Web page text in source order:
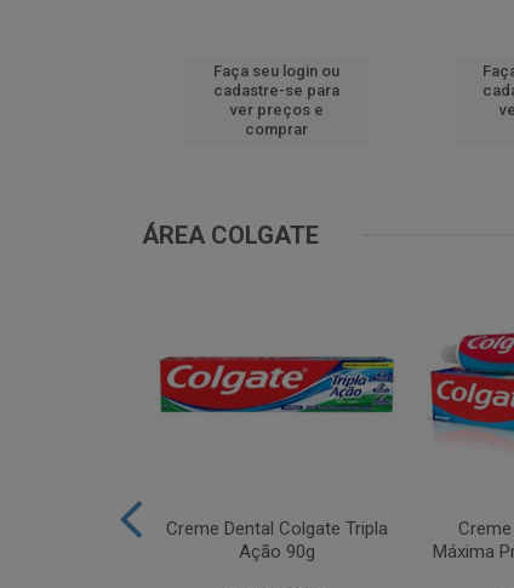
Faça seu login ou
cadastre-se para
ver preços e
comprar
ÁREA COLGATE
Creme Dental Colgate Tripla
Ação 90g
Máxima